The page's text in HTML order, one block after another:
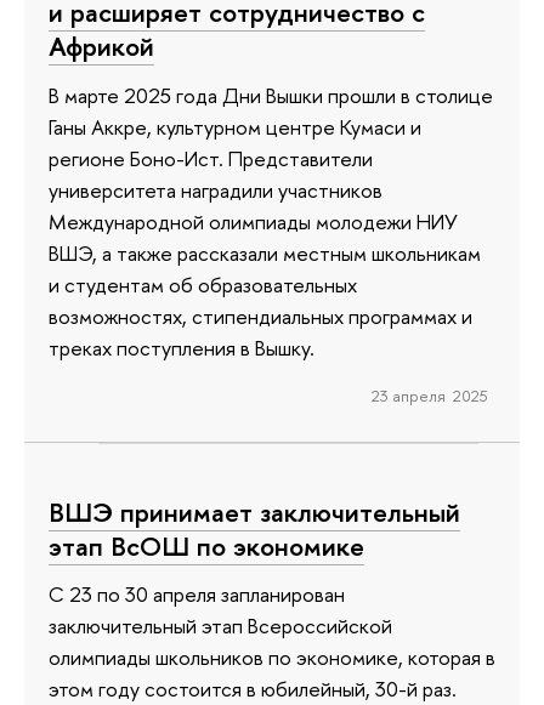
и расширяет сотрудничество с
Африкой
В марте 2025 года Дни Вышки прошли в столице
Ганы Аккре, культурном центре Кумаси и
регионе Боно-Ист. Представители
университета наградили участников
Международной олимпиады молодежи НИУ
ВШЭ, а также рассказали местным школьникам
и студентам об образовательных
возможностях, стипендиальных программах и
треках поступления в Вышку.
23 апреля 2025
ВШЭ принимает заключительный
этап ВсОШ по экономике
С 23 по 30 апреля запланирован
заключительный этап Всероссийской
олимпиады школьников по экономике, которая в
этом году состоится в юбилейный, 30-й раз.